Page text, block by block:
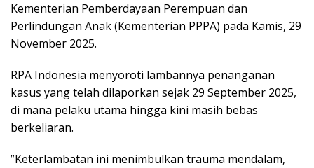
Kementerian Pemberdayaan Perempuan dan
Perlindungan Anak (Kementerian PPPA) pada Kamis, 29
November 2025.
RPA Indonesia menyoroti lambannya penanganan
kasus yang telah dilaporkan sejak 29 September 2025,
di mana pelaku utama hingga kini masih bebas
berkeliaran.
​”Keterlambatan ini menimbulkan trauma mendalam,